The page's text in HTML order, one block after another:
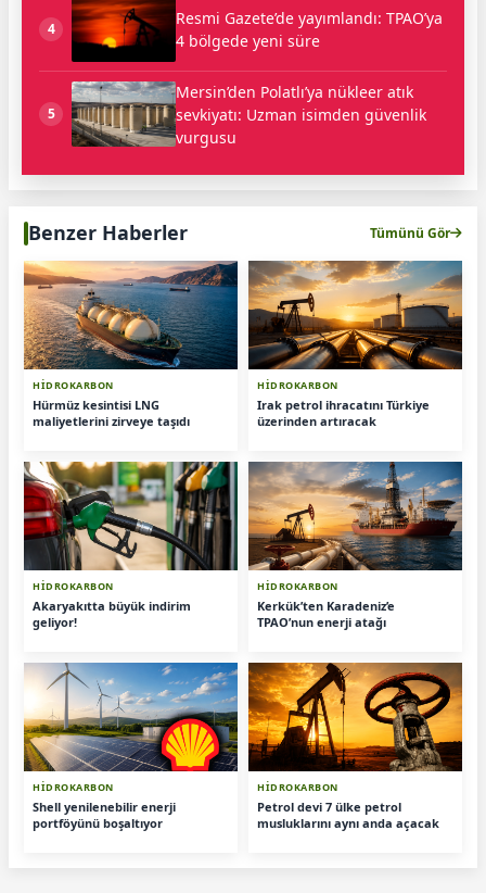
4
Resmi Gazete’de yayımlandı: TPAO’ya
4 bölgede yeni süre
5
Mersin’den Polatlı’ya nükleer atık
sevkiyatı: Uzman isimden güvenlik
vurgusu
Benzer Haberler Tümünü Gör
HİDROKARBON
Hürmüz kesintisi LNG
maliyetlerini zirveye taşıdı
HİDROKARBON
Irak petrol ihracatını Türkiye
üzerinden artıracak
HİDROKARBON
Akaryakıtta büyük indirim
geliyor!
HİDROKARBON
Kerkük’ten Karadeniz’e
TPAO’nun enerji atağı
HİDROKARBON
Shell yenilenebilir enerji
portföyünü boşaltıyor
HİDROKARBON
Petrol devi 7 ülke petrol
musluklarını aynı anda açacak